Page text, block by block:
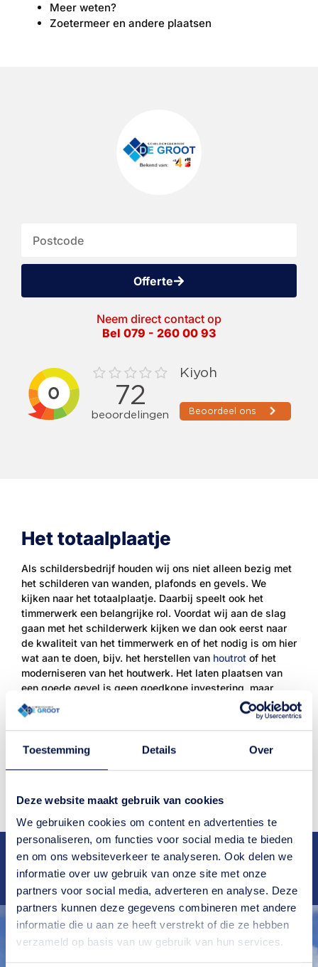
Toestemming Details Over
Deze website maakt gebruik van cookies
We gebruiken cookies om content en advertenties te
personaliseren, om functies voor social media te bieden
en om ons websiteverkeer te analyseren. Ook delen we
informatie over uw gebruik van onze site met onze
partners voor social media, adverteren en analyse. Deze
partners kunnen deze gegevens combineren met andere
informatie die u aan ze heeft verstrekt of die ze hebben
verzameld op basis van uw gebruik van hun services.
Meer weten?
Zoetermeer en andere plaatsen
Offerte
Neem direct contact op
Bel 079 - 260 00 93
Het totaalplaatje
Als schildersbedrijf houden wij ons niet alleen bezig met
het schilderen van wanden, plafonds en gevels. We
kijken naar het totaalplaatje. Daarbij speelt ook het
timmerwerk een belangrijke rol. Voordat wij aan de slag
gaan met het schilderwerk kijken we dan ook eerst naar
de kwaliteit van het timmerwerk en of het nodig is om hier
wat aan te doen, bijv. het herstellen van houtrot of het
moderniseren van het houtwerk. Het laten plaatsen van
een goede gevel is geen goedkope investering, maar
betaalt zich zeker uit op de lange termijn. Wij kunnen u
adviseren over de vele mogelijkheden om zo lang
mogelijk van uw gevel te kunnen genieten.
Neem contact op
Deskundigadvies Ruim25 jaarervaring
Snelle oplevering Bekend vanRTL4 enRTL5
tarieven